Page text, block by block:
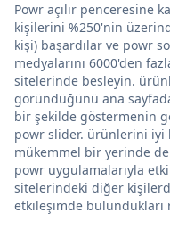
Powr açılır penceresine
kişilerini %250'nin
kişi) başardılar ve powr
medyalarını 6000'den
sitelerinde besleyin.
göründüğünü ana
bir şekilde göstermenin
powr slider. ürünlerini iyi
mükemmel bir yerinde
powr uygulamalarıyla
sitelerindeki diğer
etkileşimde bulundukları